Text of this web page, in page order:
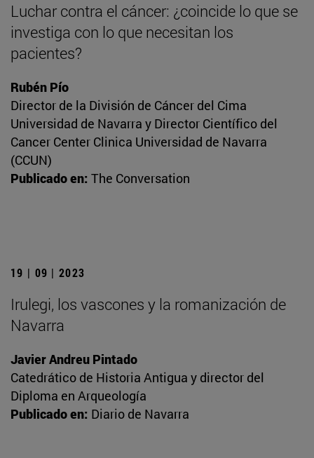
Luchar contra el cáncer: ¿coincide lo que se
investiga con lo que necesitan los
pacientes?
Rubén Pío
Director de la División de Cáncer del Cima
Universidad de Navarra y Director Científico del
Cancer Center Clinica Universidad de Navarra
(CCUN)
Publicado en: The Conversation
19 | 09 | 2023
Irulegi, los vascones y la romanización de
Navarra
Javier Andreu Pintado
Catedrático de Historia Antigua y director del
Diploma en Arqueología
Publicado en: Diario de Navarra